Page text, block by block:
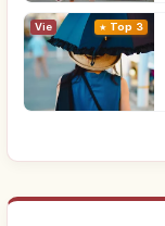
Vie Top 3